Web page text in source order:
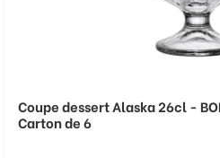
Coupe dessert Alaska 26cl -
Carton de 6